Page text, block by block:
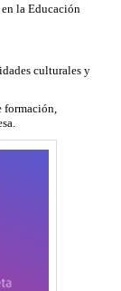
la Educación
culturales y
formación,